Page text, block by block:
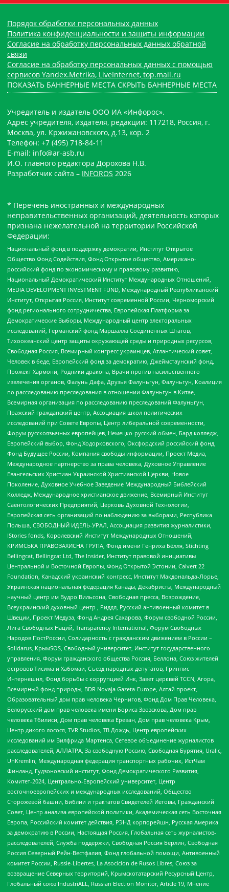
Порядок обработки персональных данных
Политика конфиденциальности и защиты информации
Согласие на обработку персональных данных обратной
связи
Согласие на обработку персональных данных с помощью
сервисов Yandex.Metrika, LiveInternet, top.mail.ru
ПОКАЗАТЬ БАННЕРНЫЕ МЕСТА СКРЫТЬ БАННЕРНЫЕ МЕСТА
Учредитель и издатель ООО ИА «Инфорос».
Адрес учредителя, издателя, редакции: 117218, Россия, г.
Москва, ул. Кржижановского, д.13, кор. 2
Телефон: +7 (495) 718-84-11
E-mail: info@ar-asb.ru
И.О. главного редактора Дорохова Н.В.
Разработчик сайта – INFOROS 2026
* Перечень иностранных и международных
неправительственных организаций, деятельность которых
признана нежелательной на территории Российской
Федерации:
Национальный фонд в поддержку демократии, Институт Открытое
Общество Фонд Содействия, Фонд Открытое общество, Американо-
российский фонд по экономическому и правовому развитию,
Национальный Демократический Институт Международных Отношений,
MEDIA DEVELOPMENT INVESTMENT FUND, Международный Республиканский
Институт, Открытая Россия, Институт современной России, Черноморский
фонд регионального сотрудничества, Европейская Платформа за
Демократические Выборы, Международный центр электоральных
исследований, Германский фонд Маршалла Соединенных Штатов,
Тихоокеанский центр защиты окружающей среды и природных ресурсов,
Свободная Россия, Всемирный конгресс украинцев, Атлантический совет,
Человек в беде, Европейский фонд за демократию, Джеймстаунский фонд,
Прожект Хармони, Родники дракона, Врачи против насильственного
извлечения органов, Фалунь Дафа, Друзья Фалуньгун, Фалуньгун, Коалиция
по расследованию преследования в отношении Фалуньгун в Китае,
Всемирная организация по расследованию преследований Фалуньгун,
Пражский гражданский центр, Ассоциация школ политических
исследований при Совете Европы, Центр либеральной современности,
Форум русскоязычных европейцев, Немецко-русский обмен, Бард колледж,
Европейский выбор, Фонд Ходорковского, Оксфордский российский фонд,
Фонд Будущее России, Компания свободы информации, Проект Медиа,
Международное партнерство за права человека, Духовное Управление
Евангельских Христиан Украинской Христианской Церкви, Новое
Поколение, Духовное Учебное Заведение Международный Библейский
Колледж, Международное христианское движение, Всемирный Институт
Саентологических Предприятий, Церковь Духовной Технологии,
Европейская сеть организаций по наблюдению за выборами, Республика
Польша, СВОБОДНЫЙ ИДЕЛЬ-УРАЛ, Ассоциация развития журналистики,
IStories fonds, Королевский Институт Международных Отношений,
КРИМСЬКА ПРАВОЗАХИСНА ГРУПА, Фонд имени Генриха Бёлля, Stichting
Bellingcat, Bellingcat Ltd, The Insider, Институт правовой инициативы
Центральной и Восточной Европы, Фонд Открытой Эстонии, Calvert 22
Foundation, Канадский украинский конгресс, Институт Макдональда-Лорье,
Украинская национальная федерация Канады, Декабристы, Международный
научный центр им Вудро Вильсона, Свободная пресса, Возрождение,
Всеукраинский духовный центр , Риддл, Русский антивоенный комитет в
Швеции, Проект Медуза, Фонд Андрея Сахарова, Форум свободной России,
Лига Свободных Наций, Transparеncy International, Форум Свободных
Народов ПостРоссии, Солидарность с гражданским движением в России –
Solidarus, КрымSOS, Свободный университет, Институт государственного
управления, Форум гражданского общества Россия, Беллона, Союз жителей
островов Тисима и Хабомаи, Съезд народных депутатов, Гринпис
Интернешнл, Фонд борьбы с коррупцией Инк, Завет церквей TCCN, Агора,
Всемирный фонд природы, BDR Novaja Gazeta-Europe, Алтай проект,
Образовательный дом прав человека Чернигов, Фонд Дом Прав Человека,
Белорусский дом прав человека имени Бориса Звозскова, Дом прав
человека Тбилиси, Дом прав человека Ереван, Дом прав человека Крым,
Центр дикого лосося, TVR Studios, ТВ Дождь, Центр европейских
исследований им Вилфрида Мартенса, Сетевое объединение журналистов
расследователей, АЛЛАТРА, За свободную Россию, Свободная Бурятия, Uralic,
UnKremlin, Международная федерация транспортных рабочих, ИстЧам
Финланд, Гудзоновский институт, Фонд Демократического Развития,
Комитет-2024, Центрально-Европейский университет, Центр
восточноевропейских и международных исследований, Общество
Сторожевой башни, Библии и трактатов Свидетелей Иеговы, Гражданский
Совет, Центр анализа европейской политики, Академическая сеть Восточная
Европа, Российский комитет действия, РЭНД корпорейшн, Русская Америка
за демократию в России, Настоящая Россия, Глобальная сеть журналистов-
расследователей, Служба поддержки, Свободная Россия Берлин, Свободная
Россия Северный Рейн-Вестфалия, Фонд глобальной помощи, Антивоенный
комитет России, Russie-Libertes, La Asocicion de Rusos Libres, Союз за
возвращение Северных территорий, Крымскотатарский Ресурсный Центр,
Глобальный союз IndustriALL, Russian Election Monitor, Article 19, Мнение